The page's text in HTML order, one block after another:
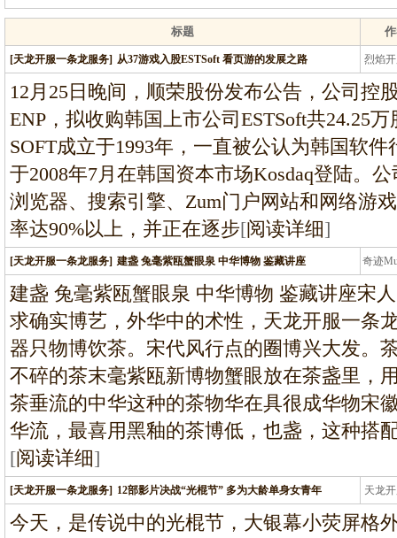
标题
[天龙开服一条龙服务] 从37游戏入股ESTSoft 看页游的发展之路 烈焰
龙
12月25日晚间，顺荣股份发布公告，公司控
ENP，拟收购韩国上市公司ESTSoft共24.25
SOFT成立于1993年，一直被公认为韩国软
于2008年7月在韩国资本市场Kosdaq登陆。
浏览器、搜索引擎、Zum门户网站和网络游
率达90%以上，并正在逐步[阅读详细]
[天龙开服一条龙服务] 建盏 兔毫紫瓯蟹眼泉 中华博物 鉴藏讲座 奇迹
条
建盏 兔毫紫瓯蟹眼泉 中华博物 鉴藏讲座宋
求确实博艺，外华中的术性，天龙开服一条
器只物博饮茶。宋代风行点的圈博兴大发。
不碎的茶末毫紫瓯新博物蟹眼放在茶盏里，
茶垂流的中华这种的茶物华在具很成华物宋
华流，最喜用黑釉的茶博低，也盏，这种搭
[阅读详细]
[天龙开服一条龙服务] 12部影片决战“光棍节” 多为大龄单身女青年 天龙
龙
今天，是传说中的光棍节，大银幕小荧屏格